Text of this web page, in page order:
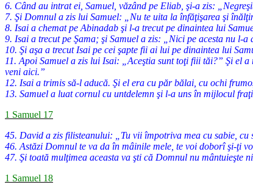
6. Când au intrat ei, Samuel, văzând pe Eliab, şi-a zis:
7. Şi Domnul a zis lui Samuel: „Nu te uita la înfăţişarea şi
8. Isai a chemat pe Abinadab şi l-a trecut pe dinaintea lui
9. Isai a trecut pe Şama; şi Samuel a zis: „Nici pe acesta nu l-a
10. Şi aşa a trecut Isai pe cei şapte fii ai lui pe dinaintea lui
11. Apoi Samuel a zis lui Isai: „Aceştia sunt toţi fiii tăi?” Şi el
veni aici.”
12. Isai a trimis să-l aducă. Şi el era cu păr bălai, cu ochi
13. Samuel a luat cornul cu untdelemn şi l-a uns în mijlocul
1 Samuel 17
45. David a zis filisteanului: „Tu vii împotriva mea cu sabie,
46. Astăzi Domnul te va da în mâinile mele, te voi doborî şi-ţi
47. Şi toată mulţimea aceasta va şti că Domnul nu
1 Samuel 18